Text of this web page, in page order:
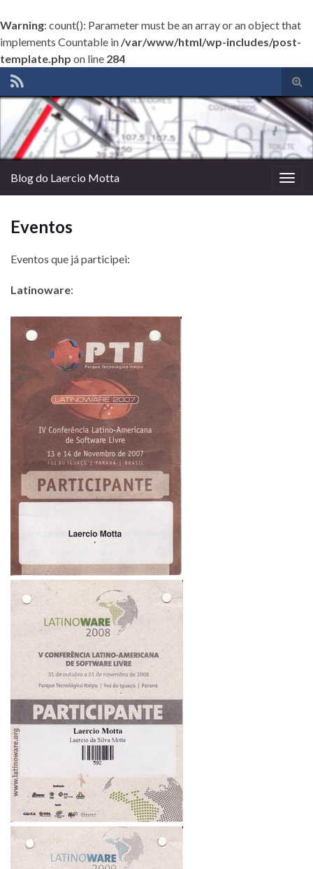
Warning: count(): Parameter must be an array or an object that
implements Countable in /var/www/html/wp-includes/post-
template.php on line 284
de
Blog do Laercio Motta
Eventos
Eventos que já participei:
Latinoware: